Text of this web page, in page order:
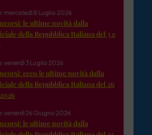
mercoledì 8 Luglio 2026
le ultime novità dalla
della Repubblica Italiana del 3 e
venerdì 3 Luglio 2026
ecco le ultime novità dalla
della Repubblica Italiana del 26
venerdì 26 Giugno 2026
le ultime novità dalla